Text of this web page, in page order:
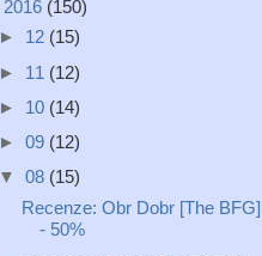
2016 (150)
► 12 (15)
► 11 (12)
► 10 (14)
► 09 (12)
▼ 08 (15)
Recenze: Obr Dobr [The BFG]
- 50%